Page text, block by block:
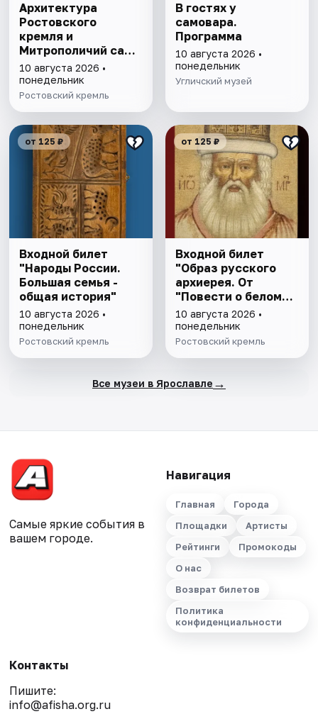
Архитектура
Ростовского
кремля и
Митрополичий сад,
выставка
"Митрополичье
варенье"
10 августа 2026 •
понедельник
Ростовский кремль
В гостях у
самовара.
Программа
10 августа 2026 •
понедельник
Угличский музей
от 125 ₽
Входной билет
"Народы России.
Большая семья -
общая история"
10 августа 2026 •
понедельник
Ростовский кремль
от 125 ₽
Входной билет
"Образ русского
архиерея. От
"Повести о белом
клобуке" до
восстановления
патриаршества"
10 августа 2026 •
понедельник
Ростовский кремль
Все музеи в Ярославле →
Самые яркие события в
вашем городе.
Навигация
Главная
Города
Площадки
Артисты
Рейтинги
Промокоды
О нас
Возврат билетов
Политика
конфиденциальности
Контакты
Пишите:
info@afisha.org.ru